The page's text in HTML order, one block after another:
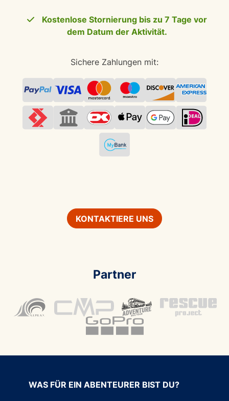
Kostenlose Stornierung bis zu 7 Tage vor
dem Datum der Aktivität.
Sichere Zahlungen mit:
KONTAKTIERE UNS
Partner
WAS FÜR EIN ABENTEURER BIST DU?